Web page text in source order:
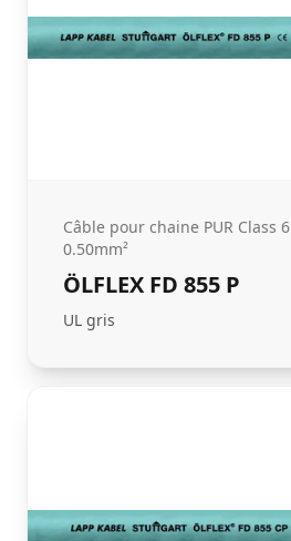
Câble pour chaine PUR Class
0.50mm²
ÖLFLEX FD 855 P
UL gris